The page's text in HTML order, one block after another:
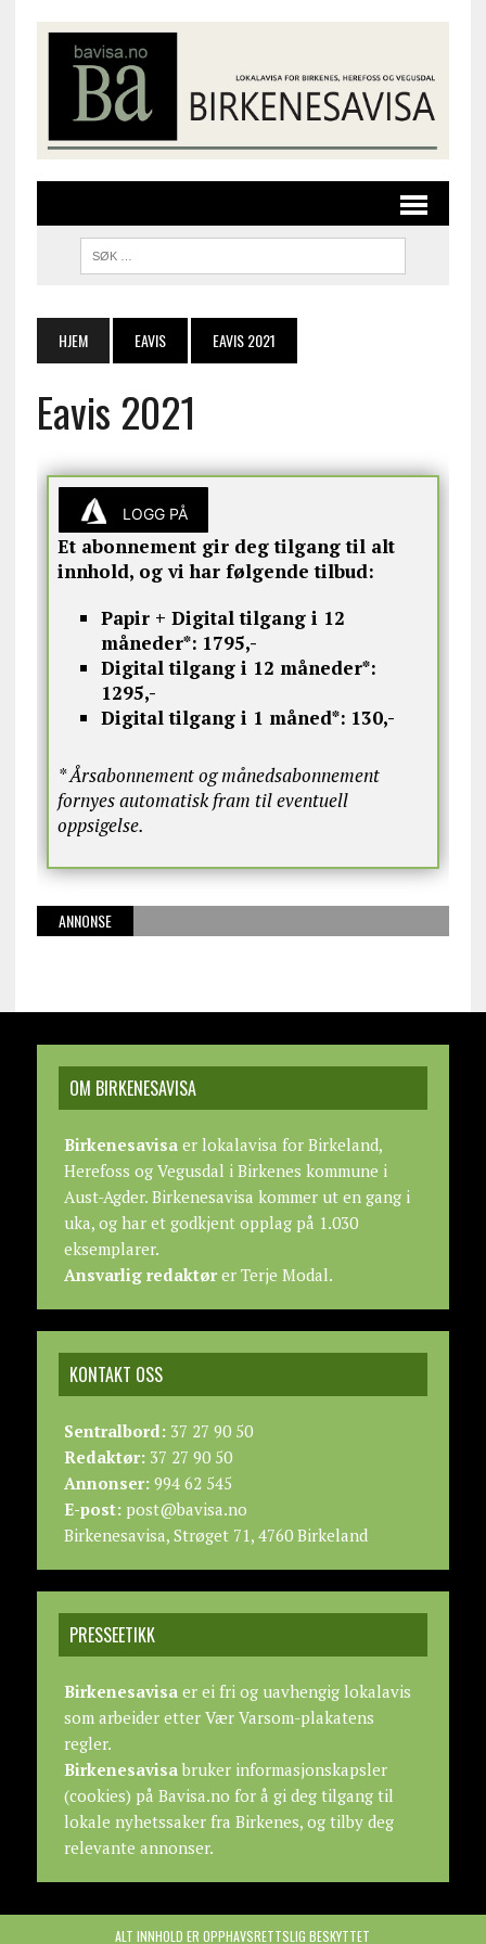
HJEM EAVIS EAVIS 2021
Eavis 2021
LOGG PÅ
Et abonnement gir deg tilgang til alt
innhold, og vi har følgende tilbud:
Papir + Digital tilgang i 12
måneder*: 1795,-
Digital tilgang i 12 måneder*:
1295,-
Digital tilgang i 1 måned*: 130,-
* Årsabonnement og månedsabonnement
fornyes automatisk fram til eventuell
oppsigelse.
ANNONSE
OM BIRKENESAVISA
Birkenesavisaer lokalavisa for Birkeland,
Herefoss og Vegusdal i Birkenes kommune i
Aust-Agder. Birkenesavisa kommer ut en gang i
uka, og har et godkjent opplag på 1.030
eksemplarer.
Ansvarlig redaktører Terje Modal.
KONTAKT OSS
Sentralbord:37 27 90 50
Redaktør:37 27 90 50
Annonser:994 62 545
E-post:post@bavisa.no
Birkenesavisa, Strøget 71, 4760 Birkeland
PRESSEETIKK
Birkenesavisaer ei fri og uavhengig lokalavis
som arbeider etter Vær Varsom-plakatens
regler.
Birkenesavisabruker informasjonskapsler
(cookies) på Bavisa.no for å gi deg tilgang til
lokale nyhetssaker fra Birkenes, og tilby deg
relevante annonser.
ALT INNHOLD ER OPPHAVSRETTSLIG BESKYTTET